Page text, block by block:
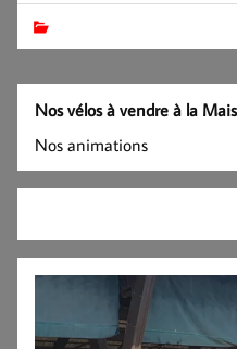
Nos vélos à vendre à la
Nos animations